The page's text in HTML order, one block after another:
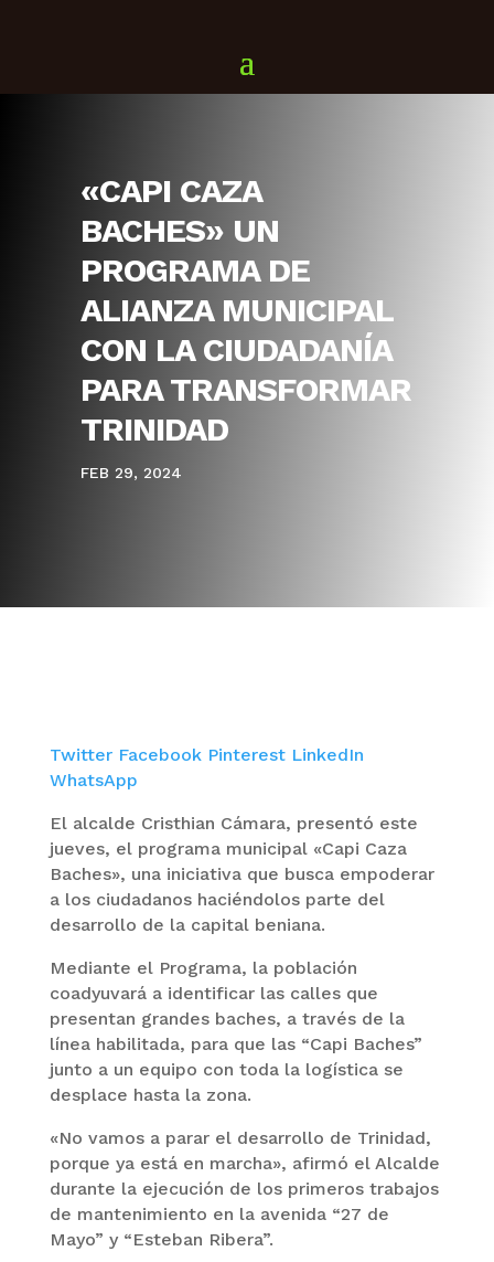
«CAPI CAZA
BACHES» UN
PROGRAMA DE
ALIANZA MUNICIPAL
CON LA CIUDADANÍA
PARA TRANSFORMAR
TRINIDAD
FEB 29, 2024
Twitter Facebook Pinterest LinkedIn
WhatsApp
El alcalde Cristhian Cámara, presentó este
jueves, el programa municipal «Capi Caza
Baches», una iniciativa que busca empoderar
a los ciudadanos haciéndolos parte del
desarrollo de la capital beniana.
Mediante el Programa, la población
coadyuvará a identificar las calles que
presentan grandes baches, a través de la
línea habilitada, para que las “Capi Baches”
junto a un equipo con toda la logística se
desplace hasta la zona.
«No vamos a parar el desarrollo de Trinidad,
porque ya está en marcha», afirmó el Alcalde
durante la ejecución de los primeros trabajos
de mantenimiento en la avenida “27 de
Mayo” y “Esteban Ribera”.